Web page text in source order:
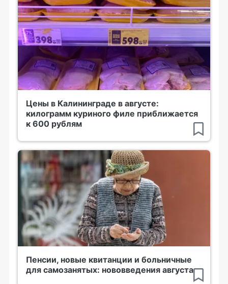
Цены в Калининграде в августе:
килограмм куриного филе приближается
к 600 рублям
Пенсии, новые квитанции и больничные
для самозанятых: нововведения августа